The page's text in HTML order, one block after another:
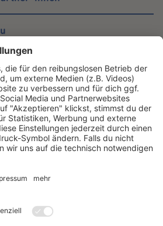
Youtube LinkedIn
Unternehmen
TikTok Facebook
Schwartau
TikTok Facebook
TikTok
Professional